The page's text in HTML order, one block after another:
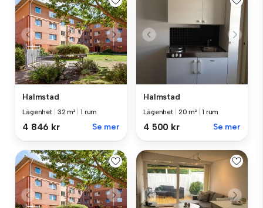
Halmstad
Lägenhet 32 m² 1 rum
4 846 kr Se mer
Halmstad
Lägenhet 20 m² 1 rum
4 500 kr Se mer